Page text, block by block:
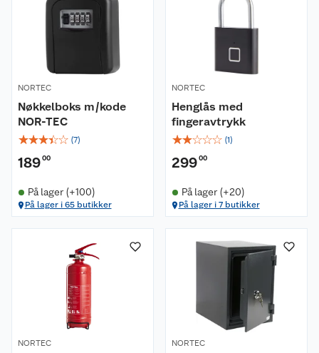
NORTEC
Nøkkelboks m/kode
NOR-TEC
☆☆☆☆☆ (7)
18900
På lager (+100)
På lager i 65 butikker
NORTEC
Henglås med
fingeravtrykk
☆☆☆☆☆ (1)
29900
På lager (+20)
På lager i 7 butikker
NORTEC NORTEC
Kundeservice
Kontakt oss
Våre merkevarer
Våre kjeder